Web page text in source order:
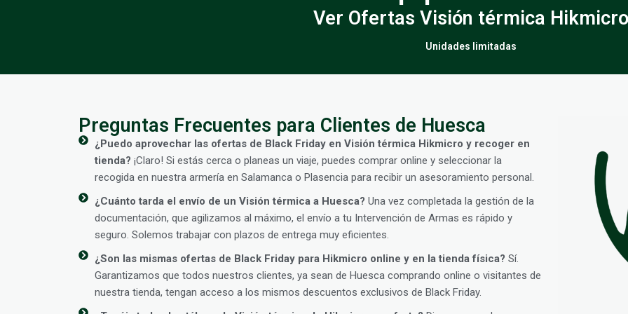
Ver Ofertas Visión térmica Hikmicro
Unidades limitadas
Preguntas Frecuentes para Clientes de Huesca
¿Puedo aprovechar las ofertas de Black Friday en Visión térmica Hikmicro y recoger en
tienda? ¡Claro! Si estás cerca o planeas un viaje, puedes comprar online y seleccionar la
recogida en nuestra armería en Salamanca o Plasencia para recibir un asesoramiento personal.
¿Cuánto tarda el envío de un Visión térmica a Huesca? Una vez completada la gestión de la
documentación, que agilizamos al máximo, el envío a tu Intervención de Armas es rápido y
seguro. Solemos trabajar con plazos de entrega muy eficientes.
¿Son las mismas ofertas de Black Friday para Hikmicro online y en la tienda física? Sí.
Garantizamos que todos nuestros clientes, ya sean de Huesca comprando online o visitantes de
nuestra tienda, tengan acceso a los mismos descuentos exclusivos de Black Friday.